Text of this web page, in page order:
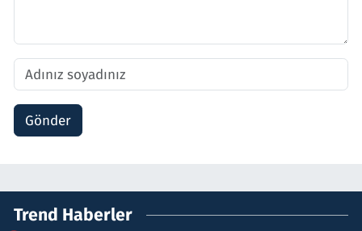
Gönder
Trend Haberler